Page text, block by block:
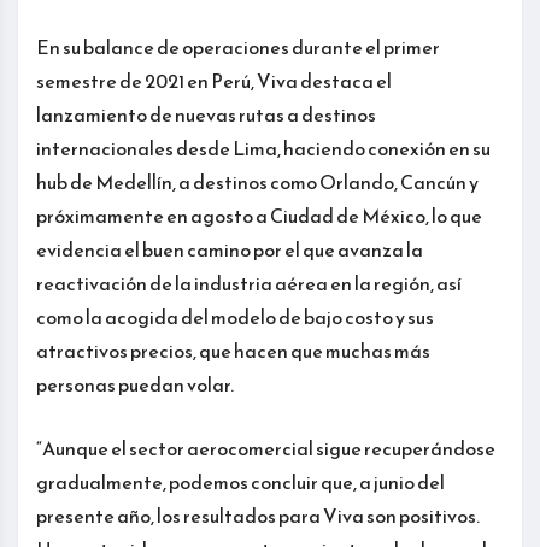
En su balance de operaciones durante el primer
semestre de 2021 en Perú, Viva destaca el
lanzamiento de nuevas rutas a destinos
internacionales desde Lima, haciendo conexión en su
hub de Medellín, a destinos como Orlando, Cancún y
próximamente en agosto a Ciudad de México, lo que
evidencia el buen camino por el que avanza la
reactivación de la industria aérea en la región, así
como la acogida del modelo de bajo costo y sus
atractivos precios, que hacen que muchas más
personas puedan volar.
“Aunque el sector aerocomercial sigue recuperándose
gradualmente, podemos concluir que, a junio del
presente año, los resultados para Viva son positivos.